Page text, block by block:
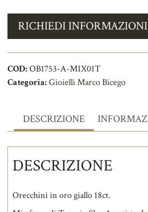
RICHIEDI INFORMAZIONI
COD: OB1753-A-MIX01T
Categoria: Gioielli Marco Bicego
DESCRIZIONE
DESCRIZIONE
Orecchini in oro giallo 18ct.